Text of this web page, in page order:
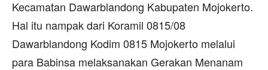
Kecamatan Dawarblandong Kabupaten Mojokerto.
Hal itu nampak dari Koramil 0815/08
Dawarblandong Kodim 0815 Mojokerto melalui
para Babinsa melaksanakan Gerakan Menanam